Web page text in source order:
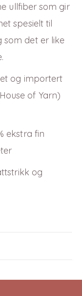
ullfiber som gir
spesielt til
det er like
og importert
of Yarn)
ekstra fin
og